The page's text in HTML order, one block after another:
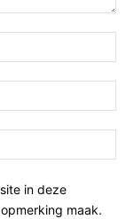
in deze
maak.